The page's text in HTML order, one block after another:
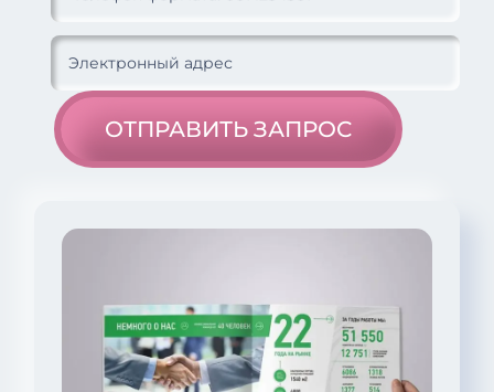
ОТПРАВИТЬ ЗАПРОС